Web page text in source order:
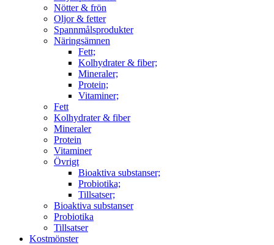
Nötter & frön
Oljor & fetter
Spannmålsprodukter
Näringsämnen
Fett;
Kolhydrater & fiber;
Mineraler;
Protein;
Vitaminer;
Fett
Kolhydrater & fiber
Mineraler
Protein
Vitaminer
Övrigt
Bioaktiva substanser;
Probiotika;
Tillsatser;
Bioaktiva substanser
Probiotika
Tillsatser
Kostmönster